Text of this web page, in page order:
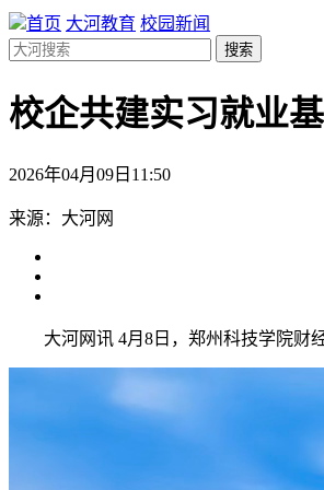
首页 大河教育 校园新闻
搜索
校企共建实习就业
2026年04月09日11:50
来源：大河网
大河网讯 4月8日，郑州科技学院财